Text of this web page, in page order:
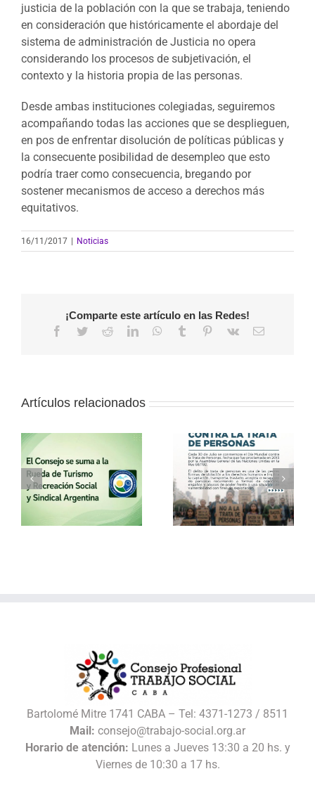
justicia de la población con la que se trabaja, teniendo
en consideración que históricamente el abordaje del
sistema de administración de Justicia no opera
considerando los procesos de subjetivación, el
contexto y la historia propia de las personas.
Desde ambas instituciones colegiadas, seguiremos
acompañando todas las acciones que se desplieguen,
en pos de enfrentar disolución de políticas públicas y
la consecuente posibilidad de desempleo que esto
podría traer como consecuencia, bregando por
sostener mecanismos de acceso a derechos más
equitativos.
16/11/2017 | Noticias
¡Comparte este artículo en las Redes!
Facebook
TwitterRedditLinkedInWhatsApp
Tumblr Pinterest
Vk
Correo
Artículos relacionados
30 de julio – Día
Mundial contra la
Trata de Personas
Vacaciones de
invierno con el
Consejo
Bartolomé Mitre 1741 CABA – Tel: 4371-1273 / 8511
Mail: consejo@trabajo-social.org.ar
Horario de atención: Lunes a Jueves 13:30 a 20 hs. y
Viernes de 10:30 a 17 hs.